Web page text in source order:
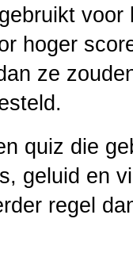
hoger
ze
quiz die
geluid en
regel